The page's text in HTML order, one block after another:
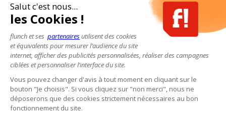
Salut c'est nous...
les Cookies !
flunch et ses partenairesutilisent des cookies
et équivalents pour mesurer l’audience du site
internet, afficher des publicités personnalisées, réaliser des campagnes
ciblées et personnaliser l’interface du site.
Vous pouvez changer d'avis à tout moment en cliquant sur le
bouton "Je choisis". Si vous cliquez sur "non merci", nous ne
déposerons que des cookies strictement nécessaires au bon
fonctionnement du site.